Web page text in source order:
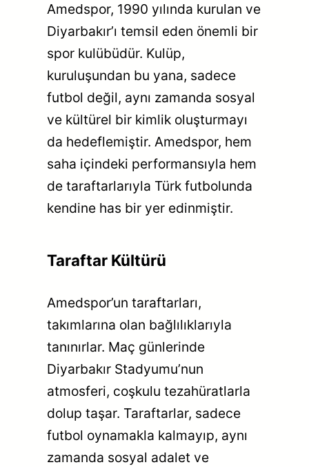
Amedspor, 1990 yılında kurulan ve
Diyarbakır’ı temsil eden önemli bir
spor kulübüdür. Kulüp,
kuruluşundan bu yana, sadece
futbol değil, aynı zamanda sosyal
ve kültürel bir kimlik oluşturmayı
da hedeflemiştir. Amedspor, hem
saha içindeki performansıyla hem
de taraftarlarıyla Türk futbolunda
kendine has bir yer edinmiştir.
Taraftar Kültürü
Amedspor’un taraftarları,
takımlarına olan bağlılıklarıyla
tanınırlar. Maç günlerinde
Diyarbakır Stadyumu’nun
atmosferi, coşkulu tezahüratlarla
dolup taşar. Taraftarlar, sadece
futbol oynamakla kalmayıp, aynı
zamanda sosyal adalet ve